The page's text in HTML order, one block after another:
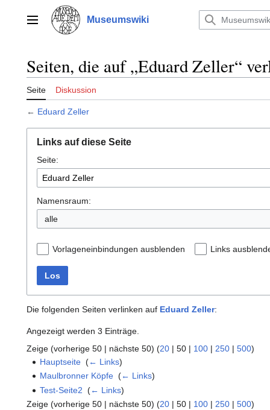
springenHauptmenü Museumswiki
Seiten, die auf „Eduard Zeller“
Seite Diskussion
← Eduard Zeller
Links auf diese Seite
Seite:
Namensraum:
alle
Vorlageneinbindungen ausblenden Links
Los
Die folgenden Seiten verlinken auf Eduard Zeller:
Angezeigt werden 3 Einträge.
Zeige (vorherige 50 | nächste 50) (20 | 50 | 100 | 250 | 500)
Hauptseite ‎(← Links)
Maulbronner Köpfe ‎(← Links)
Test-Seite2 ‎(← Links)
Zeige (vorherige 50 | nächste 50) (20 | 50 | 100 | 250 | 500)